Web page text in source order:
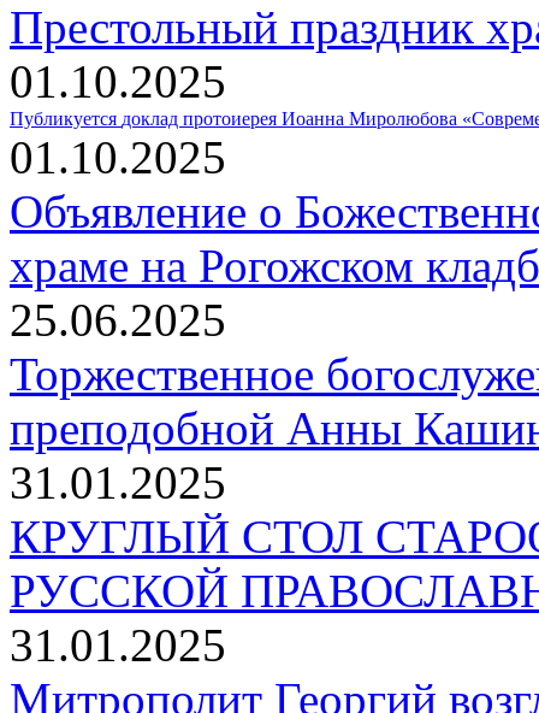
Престольный праздник
01.10.2025
Публикуется доклад протоиерея Иоанна Миролюбова
01.10.2025
Объявление о
храме на Рогожском
25.06.2025
Торжественное
преподобной Анны
31.01.2025
КРУГЛЫЙ СТОЛ
РУССКОЙ
31.01.2025
Митрополит Георгий